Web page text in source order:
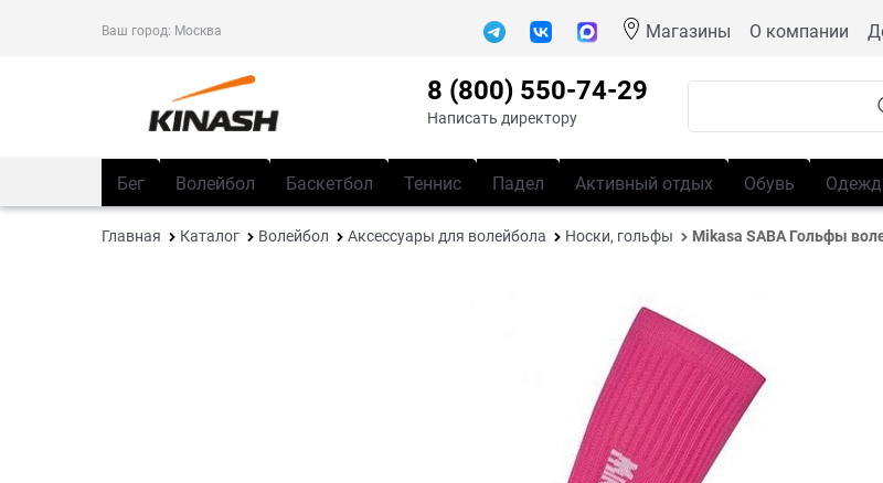
Ваш город: Москва Магазины О компании
8 (800) 550-74-29
Написать директору
Бег Волейбол Баскетбол Теннис Падел Активный отдых Обувь
Главная Каталог Волейбол Аксессуары для волейбола Носки, гольфы Mikasa SABA Гольфы